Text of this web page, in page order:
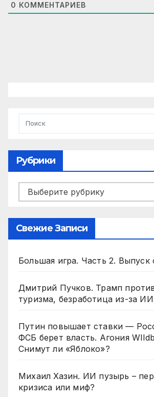
0 КОММЕНТАРИЕВ
Рубрики
Рубрики
Свежие Записи
Большая игра. Часть 2. Выпуск
Дмитрий Пучков. Трамп
туризма, безработица из-за ИИ
Путин повышает ставки —
ФСБ берет власть. Агония
Снимут ли «Яблоко»?
Михаил Хазин. ИИ пузырь –
кризиса или миф?